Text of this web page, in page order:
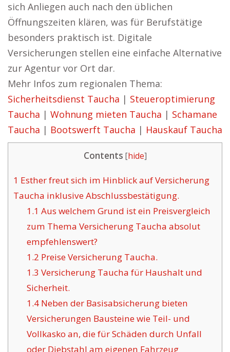
sich Anliegen auch nach den üblichen
Öffnungszeiten klären, was für Berufstätige
besonders praktisch ist. Digitale
Versicherungen stellen eine einfache Alternative
zur Agentur vor Ort dar.
Mehr Infos zum regionalen Thema:
Sicherheitsdienst Taucha | Steueroptimierung
Taucha | Wohnung mieten Taucha | Schamane
Taucha | Bootswerft Taucha | Hauskauf Taucha
Contents [hide]
1 Esther freut sich im Hinblick auf Versicherung
Taucha inklusive Abschlussbestätigung.
1.1 Aus welchem Grund ist ein Preisvergleich
zum Thema Versicherung Taucha absolut
empfehlenswert?
1.2 Preise Versicherung Taucha.
1.3 Versicherung Taucha für Haushalt und
Sicherheit.
1.4Neben der Basisabsicherung bieten
Versicherungen Bausteine wie Teil- und
Vollkasko an, die für Schäden durch Unfall
oder Diebstahl am eigenen Fahrzeug